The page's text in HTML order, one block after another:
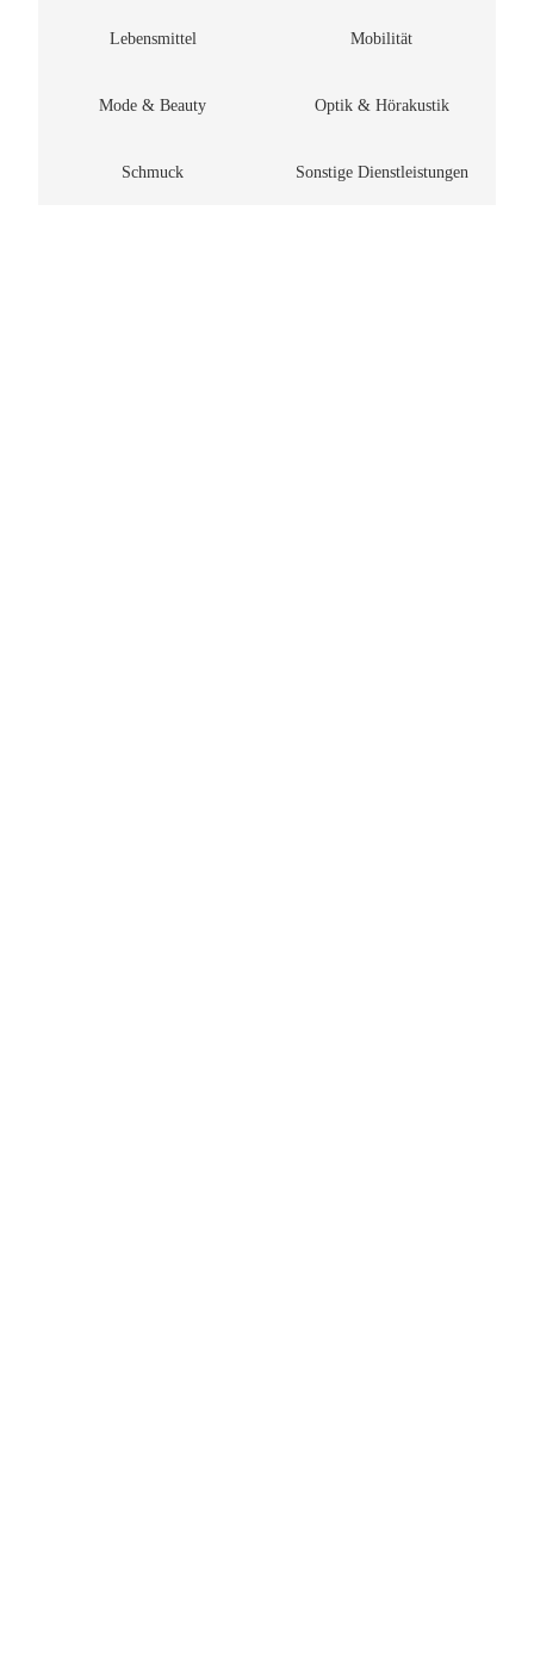
Lebensmittel Mobilität
Mode & Beauty Optik & Hörakustik
Schmuck Sonstige Dienstleistungen